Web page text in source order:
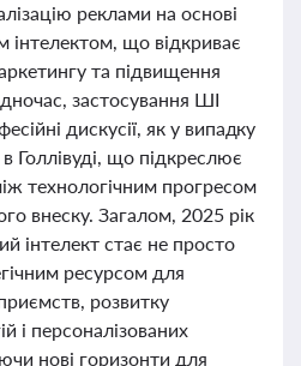
реклами на основі
інтелектом, що відкриває
та підвищення
застосування ШІ
дискусії, як у випадку
що підкреслює
технологічним прогресом
внеску. Загалом, 2025 рік
інтелект стає не просто
ресурсом для
розвитку
і персоналізованих
нові горизонти для